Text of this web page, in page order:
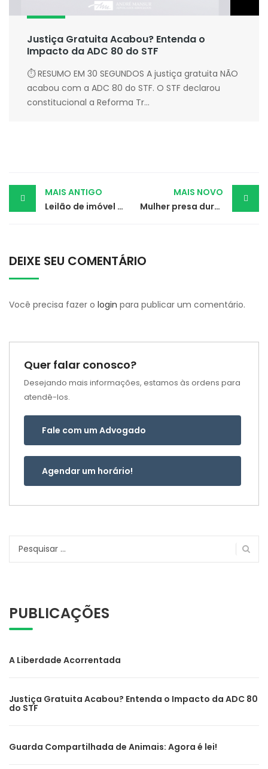
Justiça Gratuita Acabou? Entenda o
Impacto da ADC 80 do STF
⏱ RESUMO EM 30 SEGUNDOS A justiça gratuita NÃO
acabou com a ADC 80 do STF. O STF declarou
constitucional a Reforma Tr...
Post
navigation
MAIS ANTIGO
Leilão de imóvel é suspenso porque devedor não foi notificado
MAIS NOVO
Mulher presa durante gravidez e reconhecida só por fotos é absolvida
DEIXE SEU COMENTÁRIO
Você precisa fazer o login para publicar um comentário.
Quer falar conosco?
Desejando mais informações, estamos às ordens para
atendê-los.
Fale com um Advogado
Agendar um horário!
Pesquisar
PUBLICAÇÕES
A Liberdade Acorrentada
Justiça Gratuita Acabou? Entenda o Impacto da ADC 80
do STF
Guarda Compartilhada de Animais: Agora é lei!